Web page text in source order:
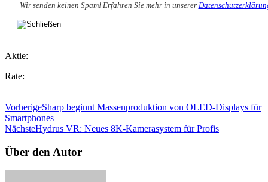
Wir senden keinen Spam! Erfahren Sie mehr in unserer
Aktie:
Rate:
VorherigeSharp beginnt Massenproduktion von OLED-Displays für
Smartphones
NächsteHydrus VR: Neues 8K-Kamerasystem für Profis
Über den Autor